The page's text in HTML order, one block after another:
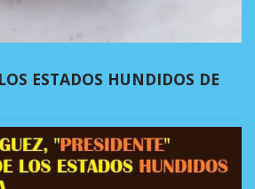
ESTADOS HUNDIDOS DE